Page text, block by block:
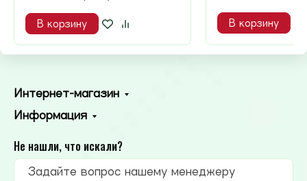
В корзину В корзину
Интернет-магазин
Информация
Не нашли, что искали?